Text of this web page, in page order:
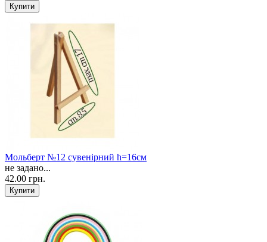
Мольберт №12 сувенірний h=16см
не задано...
42.00 грн.